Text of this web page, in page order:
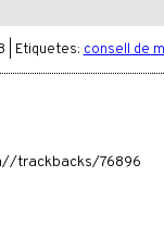
| Etiquetes: consell de
trackbacks/76896